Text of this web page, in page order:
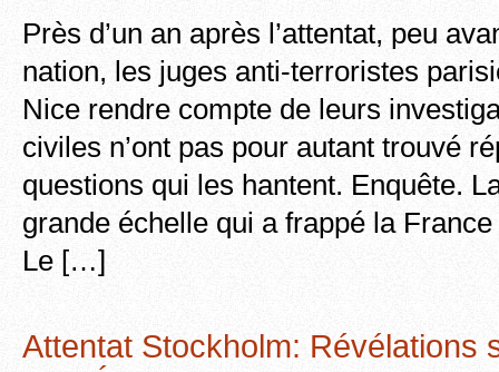
Près d’un an après l’attentat, peu
nation, les juges anti-terroristes
Nice rendre compte de leurs
civiles n’ont pas pour autant trouvé
questions qui les hantent. Enquête.
grande échelle qui a frappé la
Le […]
Attentat Stockholm: Révélations